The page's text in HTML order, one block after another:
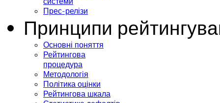
Прес-релізи
Принципи
Основні поняття
Рейтингова
процедура
Методологія
Політика оцінки
Рейтингова шкала